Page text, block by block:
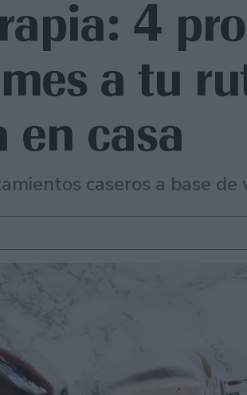
4
a tu
en casa
caseros a base de